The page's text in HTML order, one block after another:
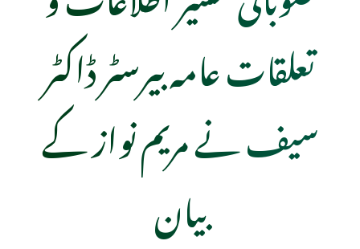
تعلقات عامہ بیرسٹر ڈاکٹر
سیف نے مریم نواز کے
بیان